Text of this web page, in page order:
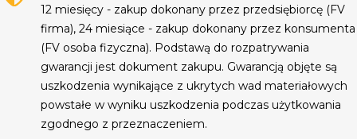
12 miesięcy - zakup dokonany przez przedsiębiorcę (FV
firma), 24 miesiące - zakup dokonany przez konsumenta
(FV osoba fizyczna). Podstawą do rozpatrywania
gwarancji jest dokument zakupu. Gwarancją objęte są
uszkodzenia wynikające z ukrytych wad materiałowych
powstałe w wyniku uszkodzenia podczas użytkowania
zgodnego z przeznaczeniem.